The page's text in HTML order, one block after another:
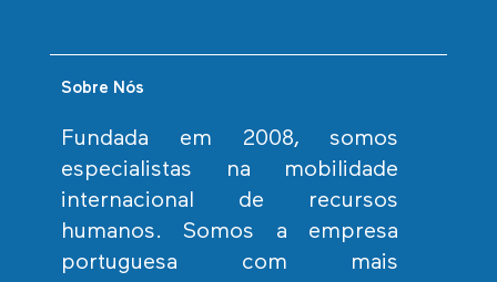
Sobre Nós
Fundada em 2008, somos
especialistas na mobilidade
internacional de recursos
humanos. Somos a empresa
portuguesa com mais